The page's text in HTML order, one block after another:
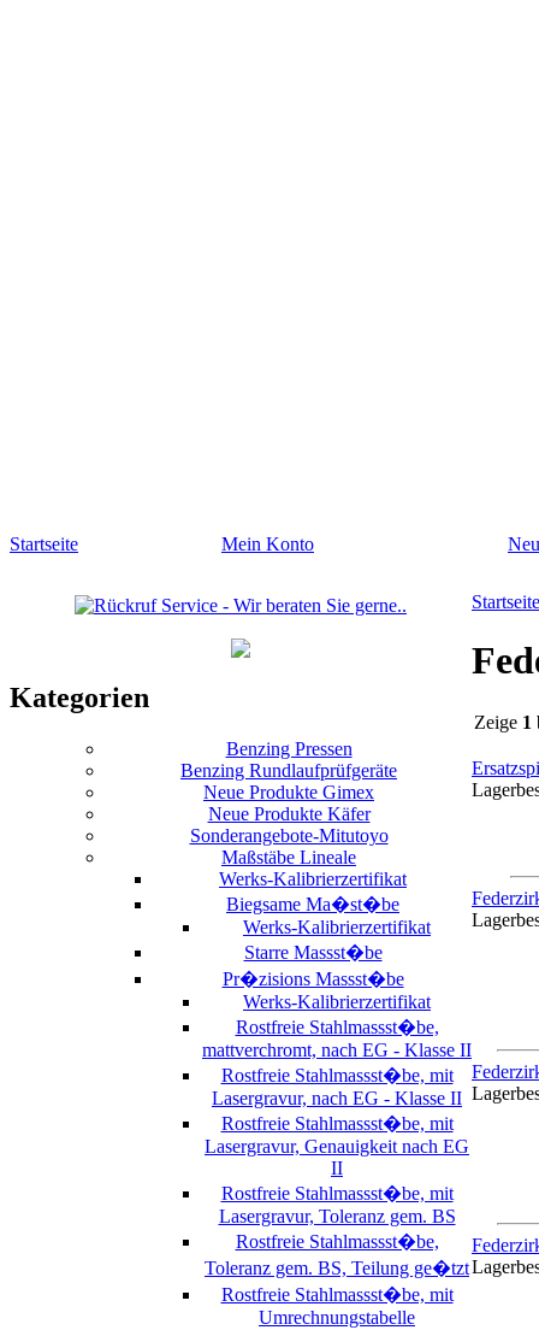
Startseite Mein Konto
Kategorien
Benzing Pressen
Benzing Rundlaufprüfgeräte
Neue Produkte Gimex
Neue Produkte Käfer
Sonderangebote-Mitutoyo
Maßstäbe Lineale
Werks-Kalibrierzertifikat
Biegsame Ma�st�be
Werks-Kalibrierzertifikat
Starre Massst�be
Pr�zisions Massst�be
Werks-Kalibrierzertifikat
Rostfreie Stahlmassst�be,
mattverchromt, nach EG - Klasse II
Rostfreie Stahlmassst�be, mit
Lasergravur, nach EG - Klasse II
Rostfreie Stahlmassst�be, mit
Lasergravur, Genauigkeit nach EG
II
Rostfreie Stahlmassst�be, mit
Lasergravur, Toleranz gem. BS
Rostfreie Stahlmassst�be,
Toleranz gem. BS, Teilung ge�tzt
Rostfreie Stahlmassst�be, mit
Umrechnungstabelle
Startseite
Zeige 1